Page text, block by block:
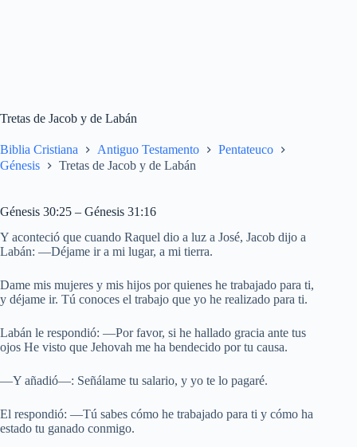
Tretas de Jacob y de Labán
Biblia Cristiana Antiguo Testamento
Pentateuco
Génesis
Tretas de Jacob y de Labán
Génesis 30:25 – Génesis 31:16
Y aconteció que cuando Raquel dio a luz a José, Jacob dijo a
Labán: —Déjame ir a mi lugar, a mi tierra.
Dame mis mujeres y mis hijos por quienes he trabajado para ti,
y déjame ir. Tú conoces el trabajo que yo he realizado para ti.
Labán le respondió: —Por favor, si he hallado gracia ante tus
ojos He visto que Jehovah me ha bendecido por tu causa.
—Y añadió—: Señálame tu salario, y yo te lo pagaré.
El respondió: —Tú sabes cómo he trabajado para ti y cómo ha
estado tu ganado conmigo.